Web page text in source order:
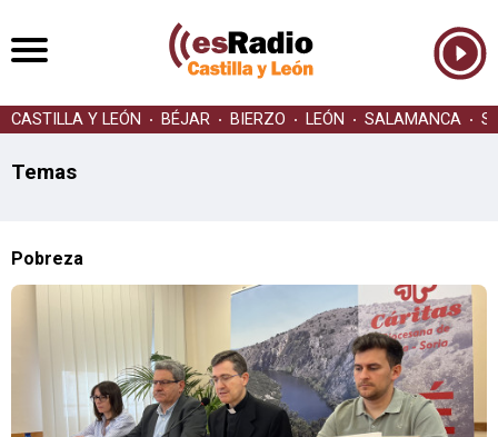
CASTILLA Y LEÓN BÉJAR BIERZO LEÓN SALAMANCA
Temas
Pobreza